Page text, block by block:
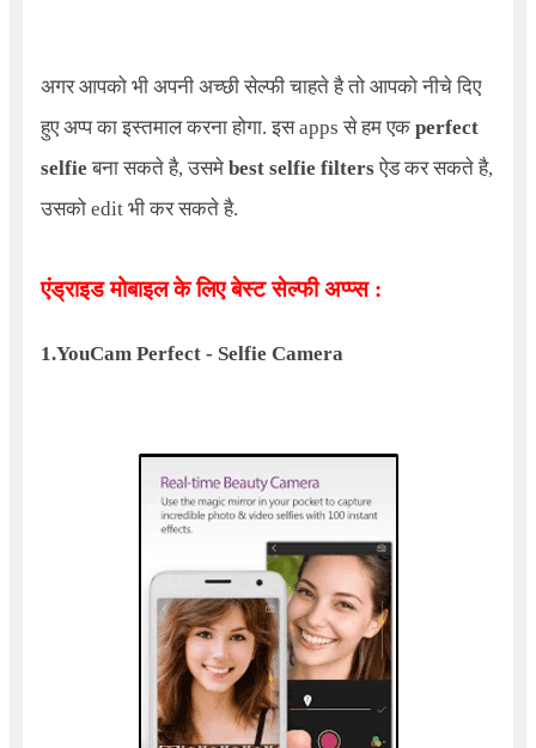
अगर आपको भी अपनी अच्छी सेल्फी चाहते है तो आपको नीचे दिए
हुए अप्प का इस्तमाल करना होगा. इस apps से हम एक perfect
selfie बना सकते है, उसमे best selfie filtersऐड कर सकते है,
उसको edit भी कर सकते है.
एंड्राइड मोबाइल के लिए बेस्ट सेल्फी अप्प्स :
1.YouCam Perfect - Selfie Camera